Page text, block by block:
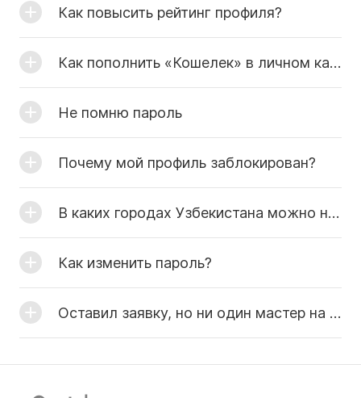
Как повысить рейтинг профиля?
Как пополнить «Кошелек» в личном кабинете?
Не помню пароль
Почему мой профиль заблокирован?
В каких городах Узбекистана можно найти мастеров?
Как изменить пароль?
Оставил заявку, но ни один мастер на нее так и не откликнулся